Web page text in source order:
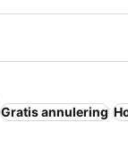
Gratis annulering